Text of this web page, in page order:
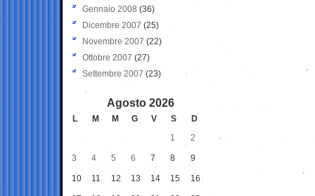
Gennaio 2008 (36)
Dicembre 2007 (25)
Novembre 2007 (22)
Ottobre 2007 (27)
Settembre 2007 (23)
Agosto 2026
L M M G V S
D
1
2
3 4 5 6 7 8 9
10 11 12 13 14 15 16